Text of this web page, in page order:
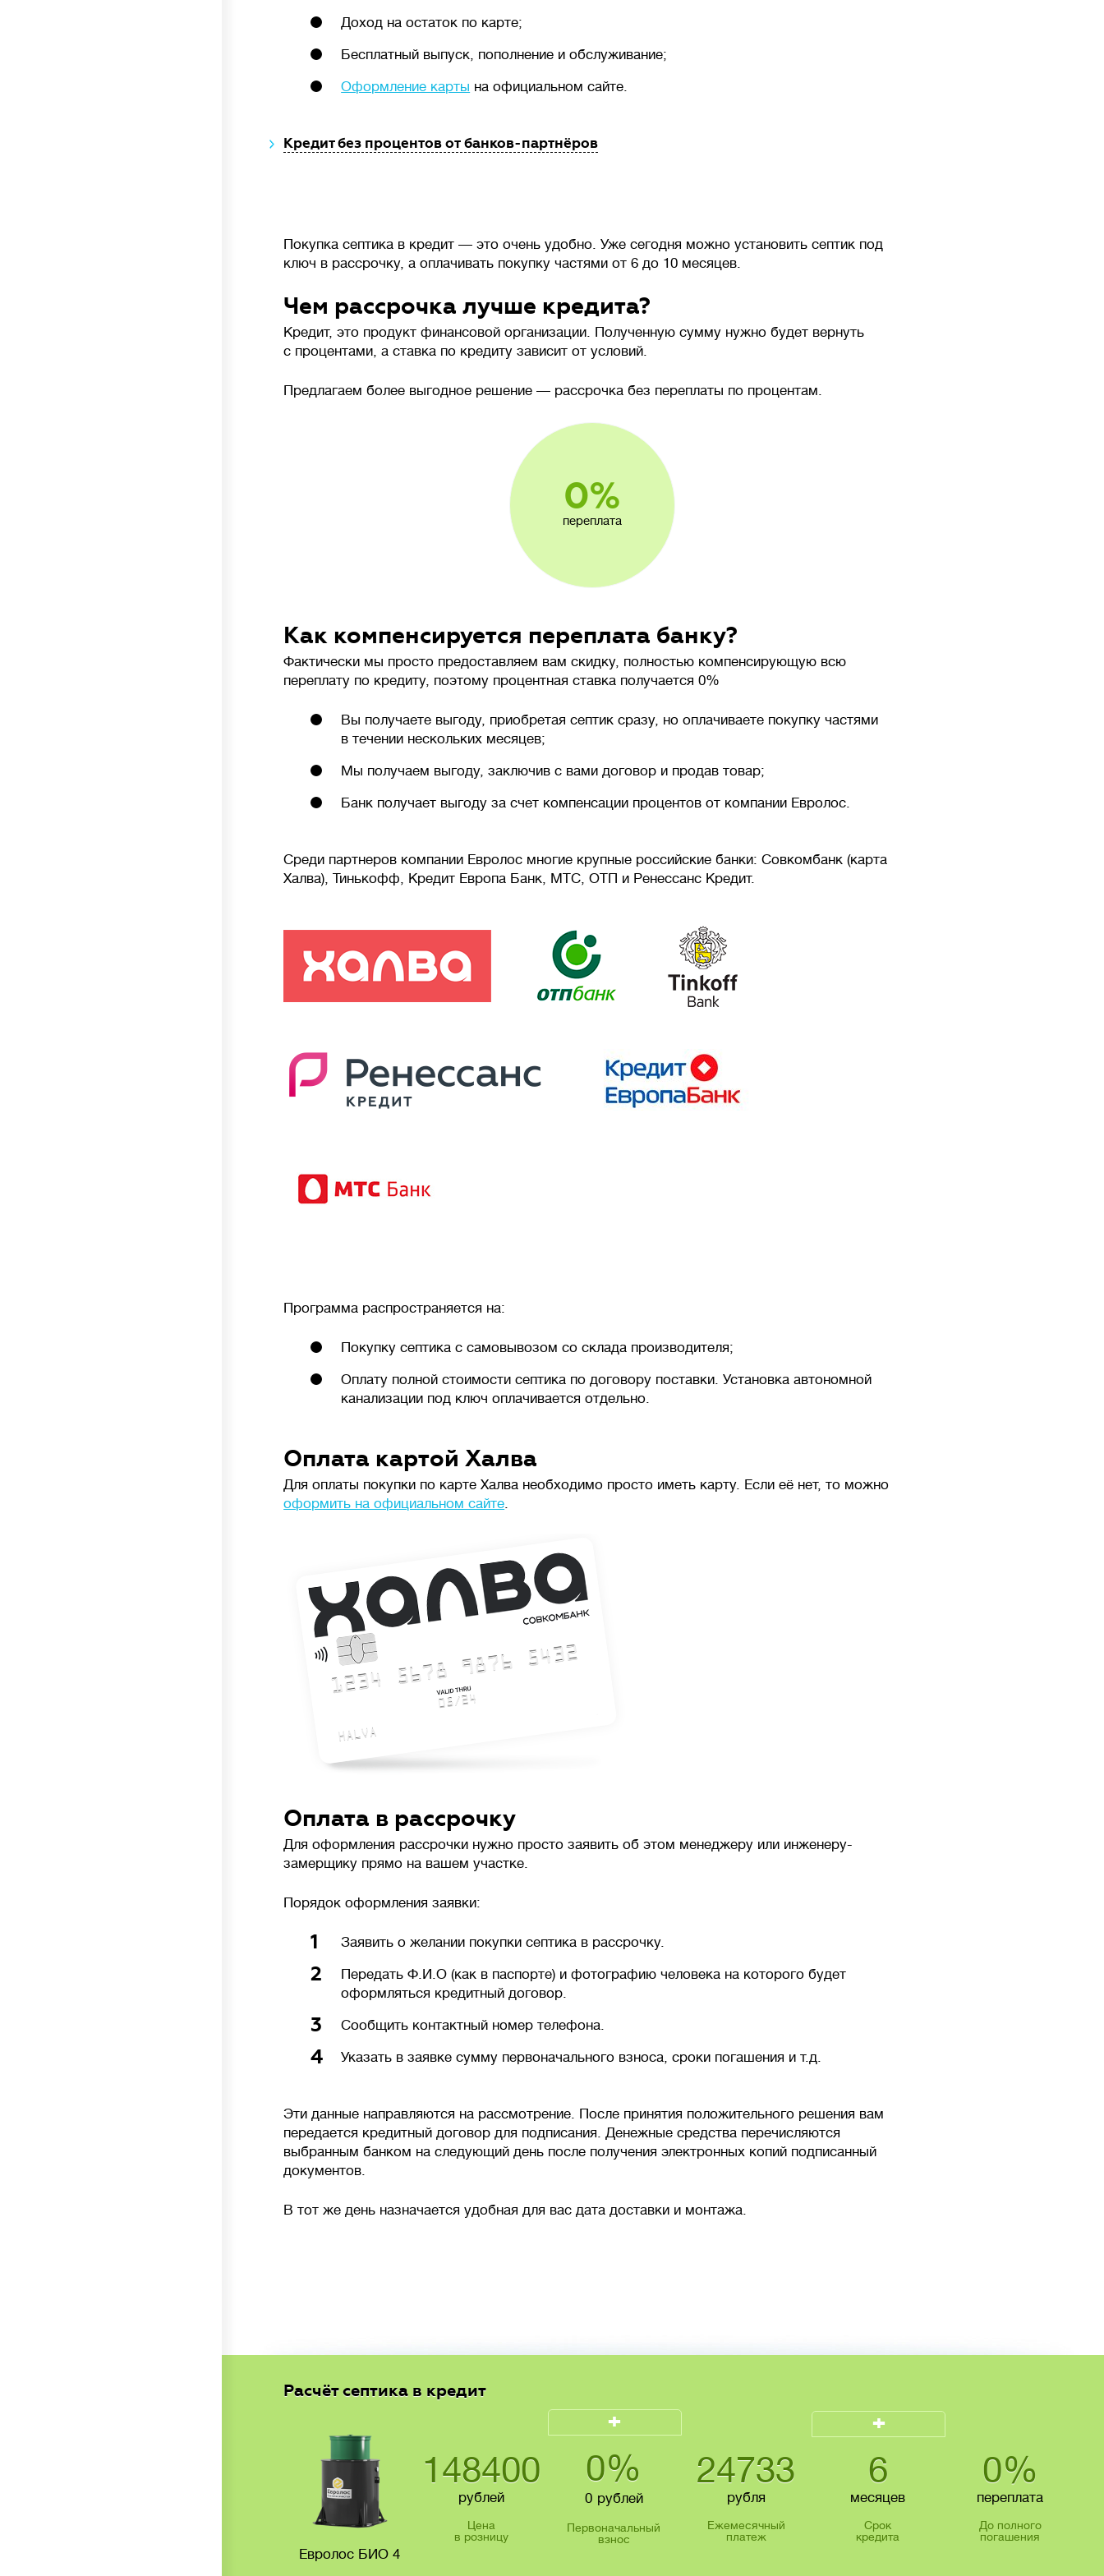
Доход на остаток по карте;
Бесплатный выпуск, пополнение и обслуживание;
Оформление карты на официальном сайте.
Кредит без процентов от банков-партнёров
Покупка септика в кредит — это очень удобно. Уже сегодня можно установить септик под
ключ в рассрочку, а оплачивать покупку частями от 6 до 10 месяцев.
Чем рассрочка лучше кредита?
Кредит, это продукт финансовой организации. Полученную сумму нужно будет вернуть
с процентами, а ставка по кредиту зависит от условий.
Предлагаем более выгодное решение — рассрочка без переплаты по процентам.
0%
переплата
Как компенсируется переплата банку?
Фактически мы просто предоставляем вам скидку, полностью компенсирующую всю
переплату по кредиту, поэтому процентная ставка получается 0%
Вы получаете выгоду, приобретая септик сразу, но оплачиваете покупку частями
в течении нескольких месяцев;
Мы получаем выгоду, заключив с вами договор и продав товар;
Банк получает выгоду за счет компенсации процентов от компании Евролос.
Среди партнеров компании Евролос многие крупные российские банки: Совкомбанк (карта
Халва), Тинькофф, Кредит Европа Банк, МТС, ОТП и Ренессанс Кредит.
Программа распространяется на:
Покупку септика с самовывозом со склада производителя;
Оплату полной стоимости септика по договору поставки. Установка автономной
канализации под ключ оплачивается отдельно.
Оплата картой Халва
Для оплаты покупки по карте Халва необходимо просто иметь карту. Если её нет, то можно
оформить на официальном сайте.
Оплата в рассрочку
Для оформления рассрочки нужно просто заявить об этом менеджеру или инженеру-
замерщику прямо на вашем участке.
Порядок оформления заявки:
1 Заявить о желании покупки септика в рассрочку.
2
Передать Ф.И.О (как в паспорте) и фотографию человека на которого будет
оформляться кредитный договор.
3 Сообщить контактный номер телефона.
4 Указать в заявке сумму первоначального взноса, сроки погашения и т.д.
Эти данные направляются на рассмотрение. После принятия положительного решения вам
передается кредитный договор для подписания. Денежные средства перечисляются
выбранным банком на следующий день после получения электронных копий подписанный
документов.
В тот же день назначается удобная для вас дата доставки и монтажа.
Расчёт септика в кредит
Евролос БИО 4
148400
рублей
Цена
в розницу
0%
0 рублей
Первоначальный
взнос
+
24733
рубля
Ежемесячный
платеж
6
месяцев
Срок
кредита
+
0%
переплата
До полного
погашения
септики (выгребные ямы,
осаждаются в нескольких камерах септика,
происходит разложение твердых отходов
На выходе требуются дополнительные
фильтры или поля фильтрации грунтом.
Септики с биофильтром и станции глубокой
— механическое
разложение отходов бактериями. Биофильтры
Важно подбирать систему с учетом реального
водопотребления: недостаток приведет
к перегрузке, а избыточная мощность –